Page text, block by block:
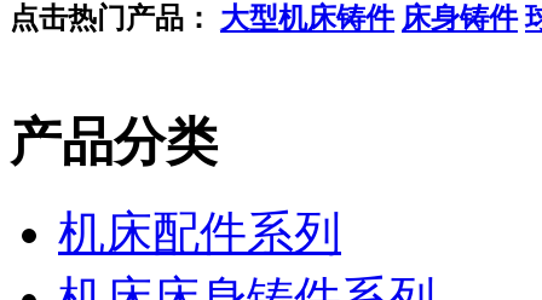
点击热门产品： 大型机床铸件 床身铸件
产品分类
机床配件系列